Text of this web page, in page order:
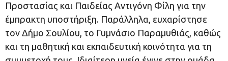
Προστασίας και Παιδείας Αντιγόνη Φίλη για την
έμπρακτη υποστήριξη. Παράλληλα, ευχαρίστησε
τον Δήμο Σουλίου, το Γυμνάσιο Παραμυθιάς, καθώς
και τη μαθητική και εκπαιδευτική κοινότητα για τη